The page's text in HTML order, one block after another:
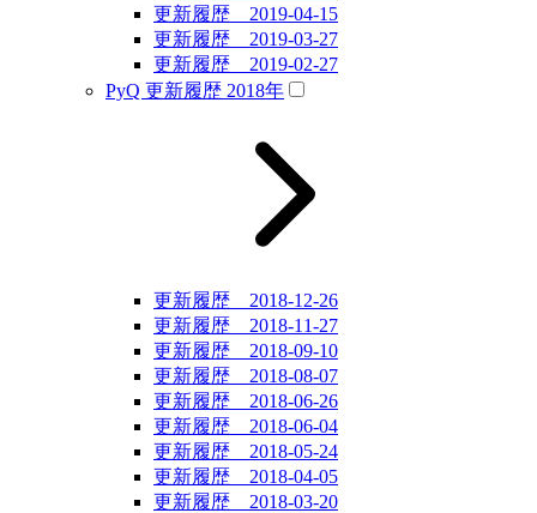
更新履歴 2019-04-15
更新履歴 2019-03-27
更新履歴 2019-02-27
PyQ 更新履歴 2018年
更新履歴 2018-12-26
更新履歴 2018-11-27
更新履歴 2018-09-10
更新履歴 2018-08-07
更新履歴 2018-06-26
更新履歴 2018-06-04
更新履歴 2018-05-24
更新履歴 2018-04-05
更新履歴 2018-03-20